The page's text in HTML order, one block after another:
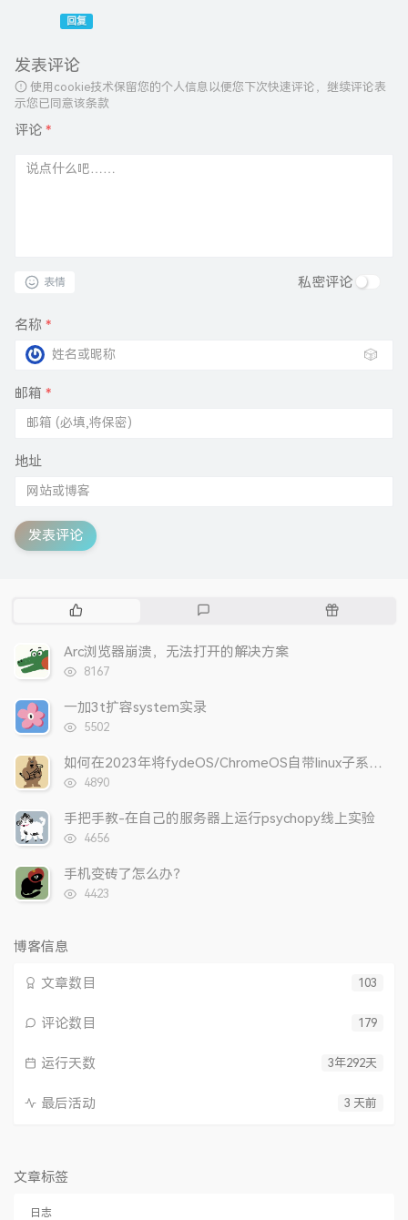
回复
发表评论
使用cookie技术保留您的个人信息以便您下次快速评论，继续评论表
示您已同意该条款
评论 *
表情 私密评论
名称 *
🎲
邮箱 *
地址
发表评论
热
文
章
评
随
Arc浏览器崩溃，无法打开的解决方案
浏
次
8167
一加3t扩容system实录
浏
次
5502
如何在2023年将fydeOS/ChromeOS自带linux子系统更改为arch？
浏
次
4890
手把手教-在自己的服务器上运行psychopy线上实验
浏
次
数:
4656
手机变砖了怎么办？
浏
4423
博客信息
103
文章数目
179
评论数目
3年292天
运行天数
3 天前
最后活动
文章标签
日志